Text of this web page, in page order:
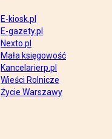
E-kiosk.pl
E-gazety.pl
Nexto.pl
Mała księgowość
Kancelarierp.pl
Wieści Rolnicze
Życie Warszawy